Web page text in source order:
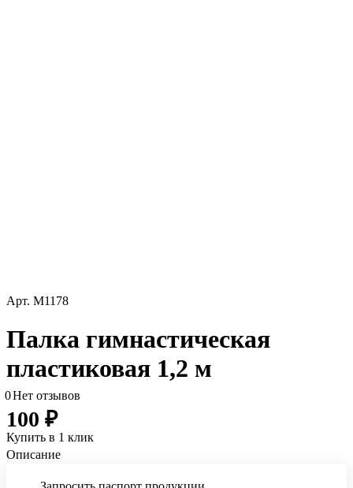
Арт. М1178
Палка гимнастическая
пластиковая 1,2 м
0Нет отзывов
100 ₽
Купить в 1 клик
Описание